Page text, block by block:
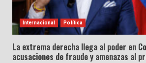
Internacional Política
La extrema derecha llega al poder en
acusaciones de fraude y amenazas al